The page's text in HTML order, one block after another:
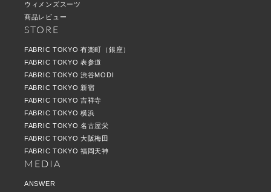
ウィメンズスーツ
商品レビュー
STORE
FABRIC TOKYO 有楽町（銀座）
FABRIC TOKYO 表参道
FABRIC TOKYO 渋谷MODI
FABRIC TOKYO 新宿
FABRIC TOKYO 吉祥寺
FABRIC TOKYO 横浜
FABRIC TOKYO 名古屋栄
FABRIC TOKYO 大阪梅田
FABRIC TOKYO 福岡天神
MEDIA
ANSWER